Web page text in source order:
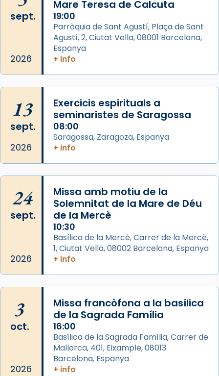
1 week ago
Aquest dilluns, 27 de juliol, ha tingut lloc la
missa d’acció de gràcies en agraïment al
comitè organitzador de la visita apostòlica
del Sant Pare Lleó XIV a Barcelona, i als
L’arquebisbe de Barcelona, el cardenal Joan
Josep Omella, ha presidit la missa i l’ha
concelebrat el bisbe auxiliar de Barcelona,
Mons. David Abadías.
📸 Dr. G. Simón
Arquebisbat de Barcelona
2 weeks ago
Memòria de les santes Juliana i
Semproniana, verges i màrtirs.
Acompanyant la història de sant Cugat, a
partir de l’Edat Mitjana sorgeix la tradició
que les santes Juliana (“relatiu a Júlia”) i
Semproniana (“relatiu a Semprònia =
eterna”) són deixebles seves. I l’any 1667, el
frare Joan Gaspar Roig, afirma en una obra
que les santes són filles de l’antiga Iluro.
Mataró en reivindicarà les relíq
Foto
sept.
2026
Mare Teresa de Calcuta
19:00
Parròquia de Sant Agustí, Plaça de Sant
Agustí, 2, Ciutat Vella, 08001 Barcelona,
Espanya
+ info
13
sept.
2026
Exercicis espirituals a
seminaristes de Saragossa
08:00
Saragossa, Zaragoza, Espanya
+ info
24
sept.
2026
Missa amb motiu de la
Solemnitat de la Mare de Déu
de la Mercè
10:30
Basílica de la Mercè, Carrer de la Mercè,
1, Ciutat Vella, 08002 Barcelona, Espanya
+ info
3
oct.
2026
Missa francòfona a la basílica
de la Sagrada Família
16:00
Basílica de la Sagrada Família, Carrer de
Mallorca, 401, Eixample, 08013
Barcelona, Espanya
+ info